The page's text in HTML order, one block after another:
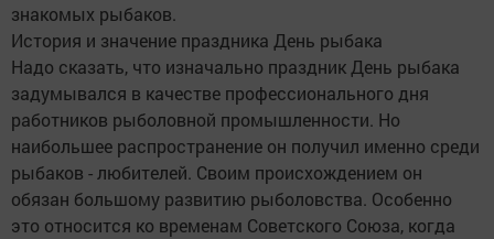
знакомых рыбаков.
История и значение праздника День рыбака
Надо сказать, что изначально праздник День рыбака
задумывался в качестве профессионального дня
работников рыболовной промышленности. Но
наибольшее распространение он получил именно среди
рыбаков - любителей. Своим происхождением он
обязан большому развитию рыболовства. Особенно
это относится ко временам Советского Союза, когда